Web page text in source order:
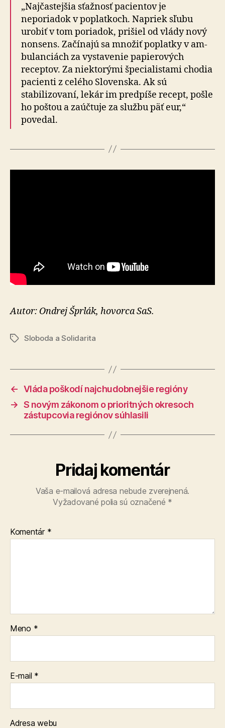
„Najčastejšia sťažnosť pacientov je
neporiadok v pop­lat­koch. Napriek sľubu
urobiť v tom poriadok, prišiel od vlády nový
nonsens. Začínajú sa množiť poplatky v am­
bu­lan­ciách za vystavenie papierových
receptov. Za nie­kto­rými špecialistami chodia
pacienti z celého Slo­ven­ska. Ak sú
stabilizovaní, lekár im predpíše recept, pošle
ho poštou a zaúčtuje za službu päť eur,“
povedal.
Autor: Ondrej Šprlák, hovorca SaS.
ZnačkySloboda a Solidarita
← Vláda poškodí najchudobnejšie regióny
→ S novým zákonom o prioritných okresoch
zástupcovia regiónov súhlasili
Pridaj komentár
Vaša e-mailová adresa nebude zverejnená.
Vyžadované polia sú označené *
Komentár *
Meno *
E-mail *
Adresa webu